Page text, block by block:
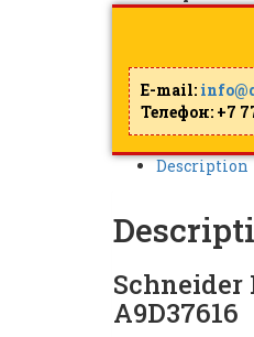
E-mail:
Телефон: +7
Description
A9D37616